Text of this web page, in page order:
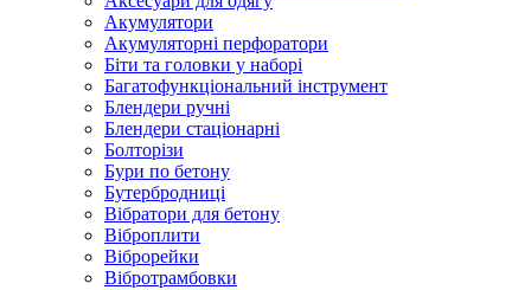
Акумулятори
Акумуляторні перфоратори
Біти та головки у наборі
Багатофункціональний інструмент
Блендери ручні
Блендери стаціонарні
Болторізи
Бури по бетону
Бутербродниці
Вібратори для бетону
Віброплити
Віброрейки
Вібротрамбовки